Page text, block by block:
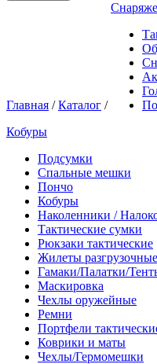
Главная /Каталог /
Кобуры
Подсумки
Спальные мешки
Пончо
Кобуры
Наколенники /
Тактические сумки
Рюкзаки тактические
Жилеты разгрузочные
Гамаки/Палатки/
Маскировка
Чехлы оружейные
Ремни
Портфели
Коврики и маты
Чехлы/Гермомешки